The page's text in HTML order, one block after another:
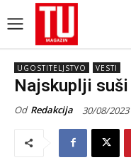
UGOSTITELJSTVO VESTI
Najskuplji
Od Redakcija 30/08/2023